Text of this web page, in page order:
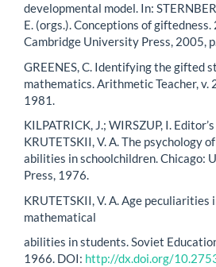
developmental model. In:
E. (orgs.). Conceptions of giftedness.
Cambridge University Press, 2005,
GREENES, C. Identifying the gifted
mathematics. Arithmetic Teacher, v.
1981.
KILPATRICK, J.; WIRSZUP, I.
KRUTETSKII, V. A. The psychology
abilities in schoolchildren. Chicago:
Press, 1976.
KRUTETSKII, V. A. Age
mathematical
abilities in students. Soviet
1966. DOI: http://dx.doi.org/